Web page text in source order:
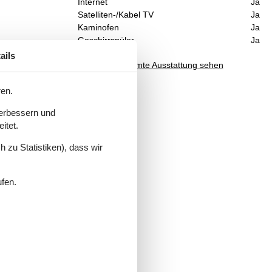
Internet
Ja
Satelliten-/Kabel TV
Ja
Kaminofen
Ja
Geschirrspüler
Ja
Gesamte Ausstattung sehen
und
zu Statistiken), dass wir